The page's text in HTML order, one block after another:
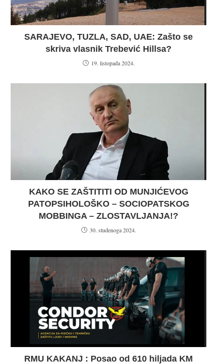
SARAJEVO, TUZLA, SAD, UAE: Zašto se
skriva vlasnik Trebević Hillsa?
19. listopada 2024.
KAKO SE ZAŠTITITI OD MUNJIĆEVOG
PATOPSIHOLOŠKO – SOCIOPATSKOG
MOBBINGA – ZLOSTAVLJANJA!?
30. studenoga 2024.
RMU KAKANJ : Posao od 610 hiljada KM